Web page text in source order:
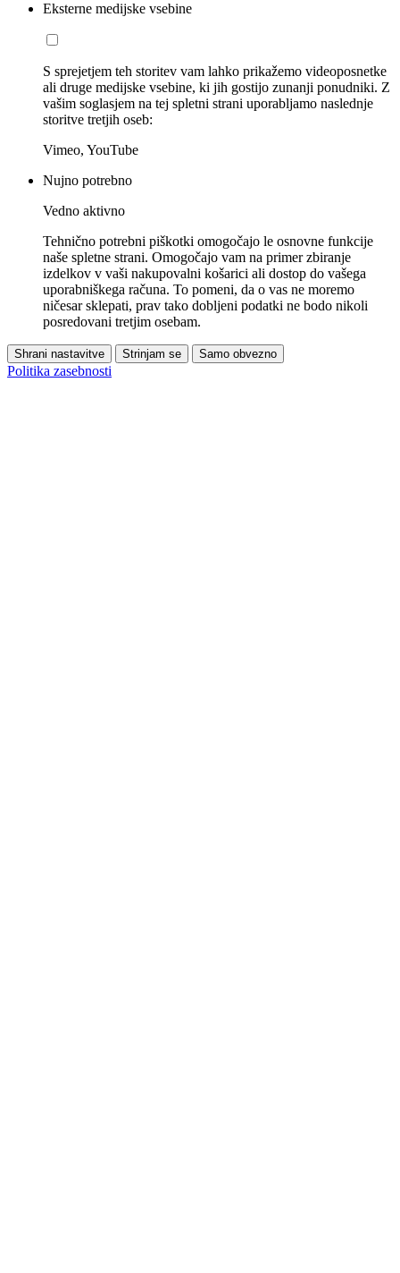
Eksterne medijske vsebine
S sprejetjem teh storitev vam lahko prikažemo videoposnetke
ali druge medijske vsebine, ki jih gostijo zunanji ponudniki. Z
vašim soglasjem na tej spletni strani uporabljamo naslednje
storitve tretjih oseb:
Vimeo, YouTube
Nujno potrebno
Vedno aktivno
Tehnično potrebni piškotki omogočajo le osnovne funkcije
naše spletne strani. Omogočajo vam na primer zbiranje
izdelkov v vaši nakupovalni košarici ali dostop do vašega
uporabniškega računa. To pomeni, da o vas ne moremo
ničesar sklepati, prav tako dobljeni podatki ne bodo nikoli
posredovani tretjim osebam.
Shrani nastavitve Strinjam se Samo obvezno
Politika zasebnosti